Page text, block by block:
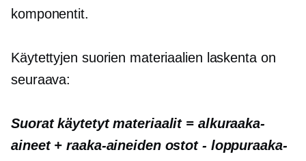
komponentit.
Käytettyjen suorien materiaalien laskenta on
seuraava:
Suorat käytetyt materiaalit = alkuraaka-
aineet + raaka-aineiden ostot - loppuraaka-